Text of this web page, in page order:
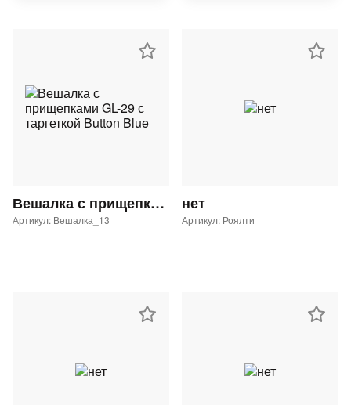
Вешалка с прищепками GL-29 с таргеткой Button Blue
Артикул: Вешалка_13
нет
Артикул: Роялти